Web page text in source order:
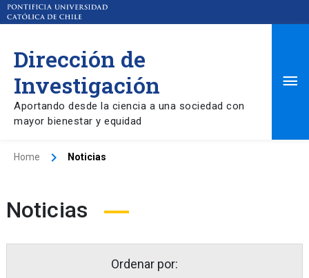
Dirección de
Investigación
Aportando desde la ciencia a una sociedad con
mayor bienestar y equidad
Home Noticias
Noticias
Ordenar por: